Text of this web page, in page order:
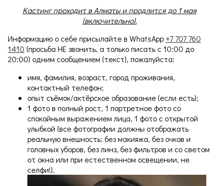
О НАС
Кастинг проходит в Алматы и продлится до 1 мая
(включительно).
Информацию о себе присылайте в WhatsApp +7 707 760
1410 (просьба НЕ звонить, а только писать с 10:00 до
20:00) одним сообщением (текст), пожалуйста:
имя, фамилия, возраст, город проживания,
контактный телефон;
опыт съёмок/актёрское образование (если есть);
1 фото в полный рост, 1 портретное фото со
спокойным выражением лица, 1 фото с открытой
улыбкой (все фотографии должны отображать
реальную внешность: без макияжа, без очков и
головных уборов, без линз, без фильтров и со светом
от окна или при естественном освещении, не
селфи!).